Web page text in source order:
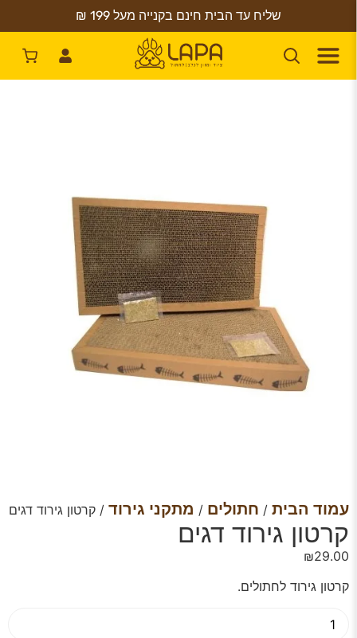
שליח עד הבית חינם בקנייה מעל 199 ₪
עמוד הבית / חתולים / מתקני גירוד / קרטון גירוד דגים
קרטון גירוד דגים
₪29.00
קרטון גירוד לחתולים.